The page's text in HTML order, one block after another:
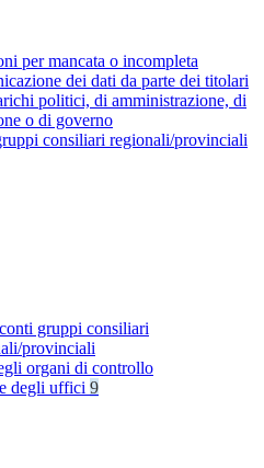
per mancata o incompleta
dei dati da parte dei titolari
politici, di amministrazione, di
o di governo
consiliari regionali/provinciali
gruppi consiliari
provinciali
organi di controllo
degli uffici 9